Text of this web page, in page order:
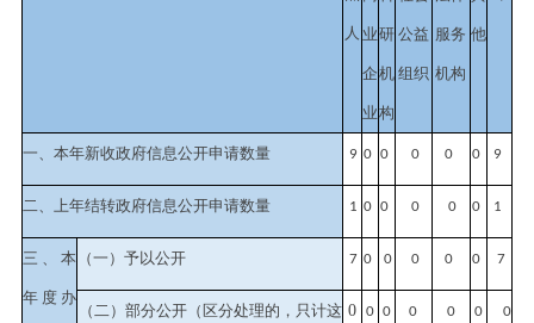
人 业
企
业
研
机
构
公益
组织
服务
机构
他
一、本年新收政府信息公开申请数量 9 0 0 0 0 0 9
二、上年结转政府信息公开申请数量 1 0 0 0 0 0 1
三、本
年度办
（一）予以公开 7 0 0 0 0 0 7
（二）部分公开（区分处理的，只计这 0 0 0 0 0 0 0